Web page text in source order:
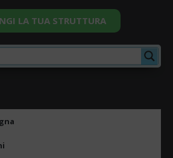
LA TUA STRUTTURA